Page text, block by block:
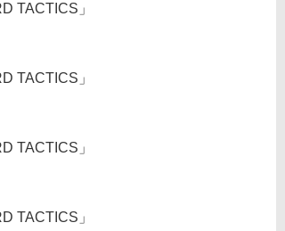
TACTICS」
TACTICS」
TACTICS」
TACTICS」